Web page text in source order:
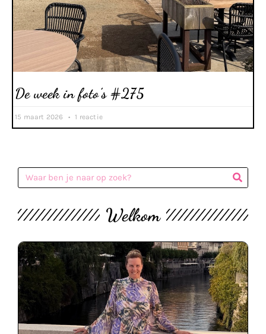
De week in foto’s #275
15 maart 2026 1 reactie
Welkom